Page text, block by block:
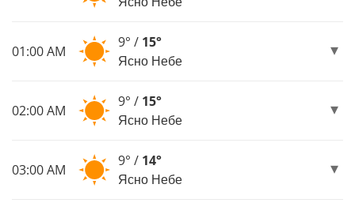
01:00 AM
9° / 15°
Ясно Небе
02:00 AM
9° / 15°
Ясно Небе
03:00 AM
9° / 14°
Ясно Небе